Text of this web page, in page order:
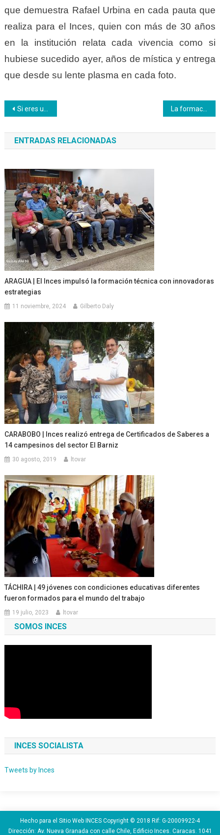
que demuestra Rafael Urbina en cada pauta que
realiza para el Inces, quien con más de 30 años
en la institución relata cada vivencia como si
hubiese sucedido ayer, años de mística y entrega
que desde su lente plasma en cada foto.
Navegación
de
entradas
Si eres un emprendedor esta charla es para ti La formación y mejoramiento del trabajador fue sentimiento obsesivo en el Maestro Prieto Figueroa
ENTRADAS RELACIONADAS
ARAGUA | El Inces impulsó la formación técnica con innovadoras
estrategias
11 noviembre, 2024 Gilberto Daly
CARABOBO | Inces realizó entrega de Certificados de Saberes a
14 campesinos del sector El Barniz
30 agosto, 2019 ltovar
TÁCHIRA | 49 jóvenes con condiciones educativas diferentes
fueron formados para el mundo del trabajo
19 julio, 2023 ltovar
SOMOS INCES
INCES SOCIALISTA
Tweets by Inces
Hecho para el Sitio Web INCES Copyright © 2018 Rif: G-20009922-4
Dirección: Av. Nueva Granada con calle Chile, Edificio Inces. Caracas. 1041